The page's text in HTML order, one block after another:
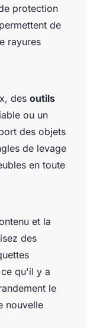
protection
de
rayures
des outils
ou un
des objets
de levage
en toute
et la
des
qu'il y a
le
nouvelle